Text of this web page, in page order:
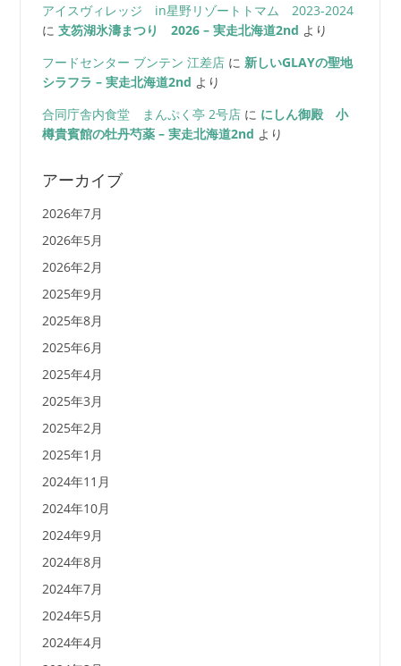
アイスヴィレッジ in星野リゾートトマム 2023-2024
に 支笏湖氷濤まつり 2026 – 実走北海道2nd より
フードセンター ブンテン 江差店に 新しいGLAYの聖地
シラフラ – 実走北海道2nd より
合同庁舎内食堂 まんぷく亭 2号店に にしん御殿 小
樽貴賓館の牡丹芍薬 – 実走北海道2nd より
アーカイブ
2026年7月
2026年5月
2026年2月
2025年9月
2025年8月
2025年6月
2025年4月
2025年3月
2025年2月
2025年1月
2024年11月
2024年10月
2024年9月
2024年8月
2024年7月
2024年5月
2024年4月